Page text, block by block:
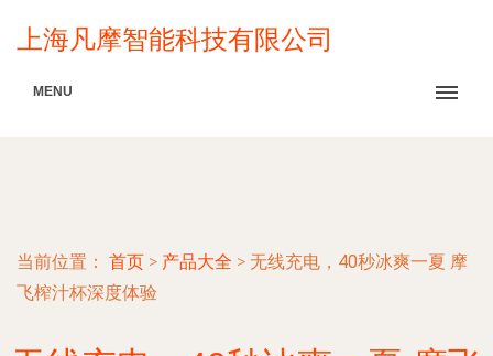
上海凡摩智能科技有限公司
MENU
当前位置： 首页 > 产品大全 > 无线充电，40秒冰爽一夏 摩
飞榨汁杯深度体验